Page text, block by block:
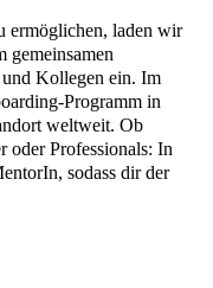
ermöglichen, laden wir
gemeinsamen
Kollegen ein. Im
Programm in
weltweit. Ob
oder Professionals: In
sodass dir der